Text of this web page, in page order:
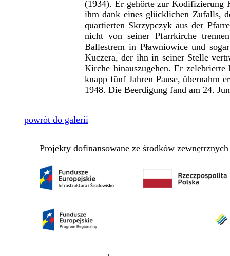
(1934). Er gehörte zur Kodifizierung
ihm dank eines glücklichen Zufalls,
quartierten Skrzypczyk aus der
nicht von seiner Pfarrkirche
Ballestrem in Pławniowice und
Kuczera, der ihn in seiner Stelle
Kirche hinauszugehen. Er
knapp fünf Jahren Pause, übernahm
1948. Die Beerdigung fand am 24.
powrót do galerii
Projekty dofinansowane ze środków zewnętrznych